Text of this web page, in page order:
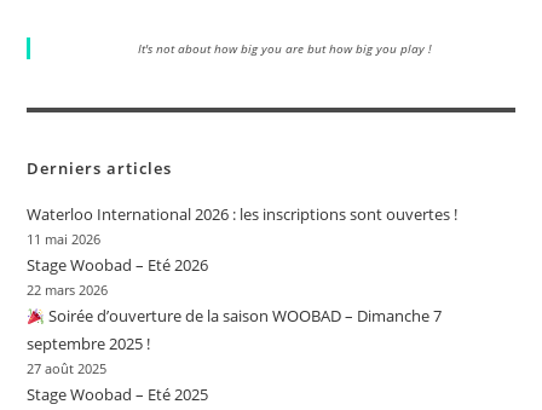
It's not about how big you are but how big you play !
Derniers articles
Waterloo International 2026 : les inscriptions sont ouvertes !
11 mai 2026
Stage Woobad – Eté 2026
22 mars 2026
Soirée d’ouverture de la saison WOOBAD – Dimanche 7
septembre 2025 !
27 août 2025
Stage Woobad – Eté 2025